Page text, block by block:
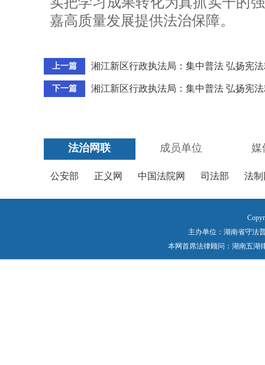
嘉高质量发展提供法治保障。
上一篇 湘江新区行政执法局：集中普法 弘扬宪
下一篇 湘江新区行政执法局：集中普法 弘扬宪
法治网联 成员单位 媒
公安部 正义网 中国法院网 司法部 法制
主办单位：湖南省守法
本网首席法律顾问：湖南五湖